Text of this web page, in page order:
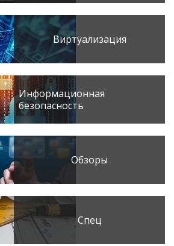
Виртуализация
Информационная
безопасность
Обзоры
Спец